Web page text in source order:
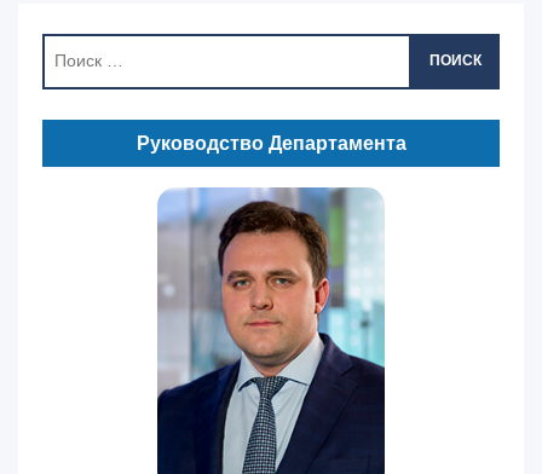
ПОИСК
Руководство Департамента